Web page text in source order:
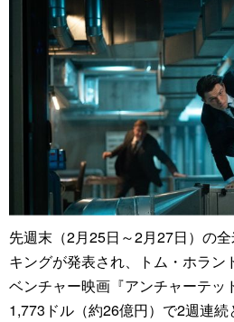
先週末（2月25日～2月27日）の
キングが発表され、トム・ホラン
ベンチャー映画『アンチャーテッ
1,773ドル（約26億円）で2週連続